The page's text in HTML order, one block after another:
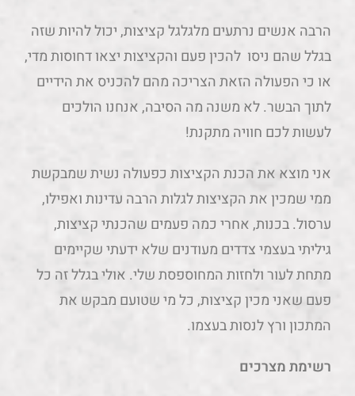
הרבה אנשים נרתעים מלגלגל קציצות, יכול להיות שזה
בגלל שהם ניסו להכין פעם והקציצות יצאו דחוסות מדי,
או כי הפעולה הזאת הצריכה מהם להכניס את הידיים
לתוך הבשר. לא משנה מה הסיבה, אנחנו הולכים
לעשות לכם חוויה מתקנת!
אני מוצא את הכנת הקציצות כפעולה נשית שמבקשת
ממי שמכין את הקציצות לגלות הרבה עדינות ואפילו,
ערסול. בכנות, אחרי כמה פעמים שהכנתי קציצות,
גיליתי בעצמי צדדים מעודנים שלא ידעתי שקיימים
מתחת לעור ולחזות המחוספסת שלי. אולי בגלל זה כל
פעם שאני מכין קציצות, כל מי שטועם מבקש את
המתכון ורץ לנסות בעצמו.
רשימת מצרכים